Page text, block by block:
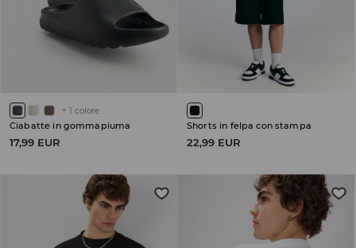
+ 1 colore
Ciabatte in gommapiuma
17,99 EUR
Shorts in felpa con stampa
22,99 EUR